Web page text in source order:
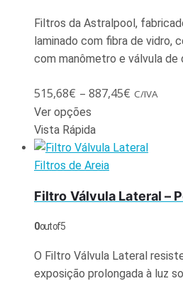
Filtros da Astralpool,
laminado com fibra de vidro,
com manômetro e válvula de
515,68€ – 887,45€ C/IVA
Ver opções
Vista Rápida
Filtros de Areia
Filtro Válvula Lateral –
0out of 5
O Filtro Válvula Lateral
exposição prolongada à luz